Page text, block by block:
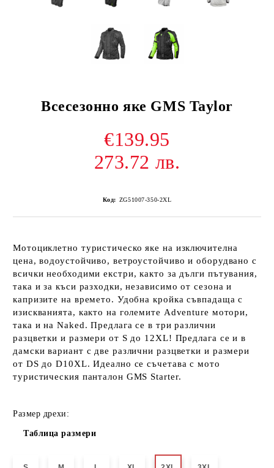
Всесезонно яке GMS Taylor
€139.95
273.72 лв.
Код: ZG51007-350-2XL
Мотоциклетно туристическо яке на изключителна
цена, водоустойчиво, ветроустойчиво и оборудвано с
всички необходими екстри, както за дълги пътувания,
така и за къси разходки, независимо от сезона и
капризите на времето. Удобна кройка съвпадаща с
изискванията, както на големите Adventure мотори,
така и на Naked. Предлага се в три различни
разцветки и размери от S до 12XL! Предлага се и в
дамски вариант с две различни разцветки и размери
от DS до D10XL. Идеално се съчетава с мото
туристическия панталон GMS Starter.
Размер дрехи:
Таблица размери